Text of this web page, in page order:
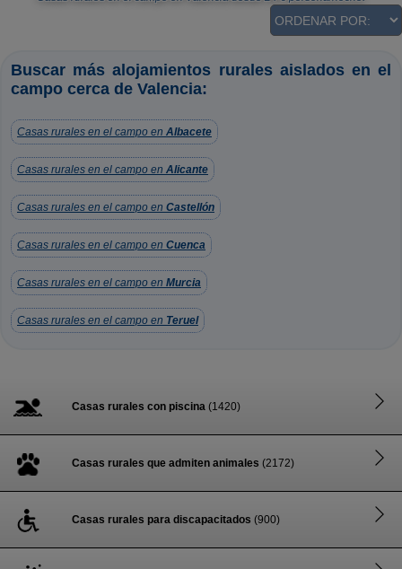
Buscar más alojamientos rurales aislados en el
campo cerca de Valencia:
Casas rurales en el campo en Albacete
Casas rurales en el campo en Alicante
Casas rurales en el campo en Castellón
Casas rurales en el campo en Cuenca
Casas rurales en el campo en Murcia
Casas rurales en el campo en Teruel
Casas rurales con piscina (1420)
Casas rurales que admiten animales (2172)
Casas rurales para discapacitados (900)